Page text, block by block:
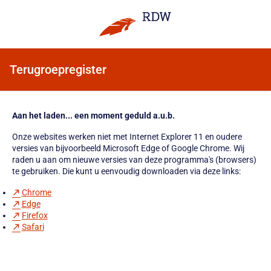
Terugroepregister
Aan het laden... een moment geduld a.u.b.
Onze websites werken niet met Internet Explorer 11 en oudere
versies van bijvoorbeeld Microsoft Edge of Google Chrome. Wij
raden u aan om nieuwe versies van deze programma's (browsers)
te gebruiken. Die kunt u eenvoudig downloaden via deze links:
Chrome
Edge
Firefox
Safari